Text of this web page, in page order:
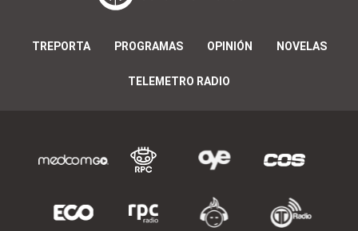
TREPORTA PROGRAMAS OPINIÓN NOVELAS
TELEMETRO RADIO